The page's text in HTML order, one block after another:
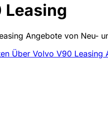
Leasing
Angebote von Neu-
Über Volvo V90 Leasing